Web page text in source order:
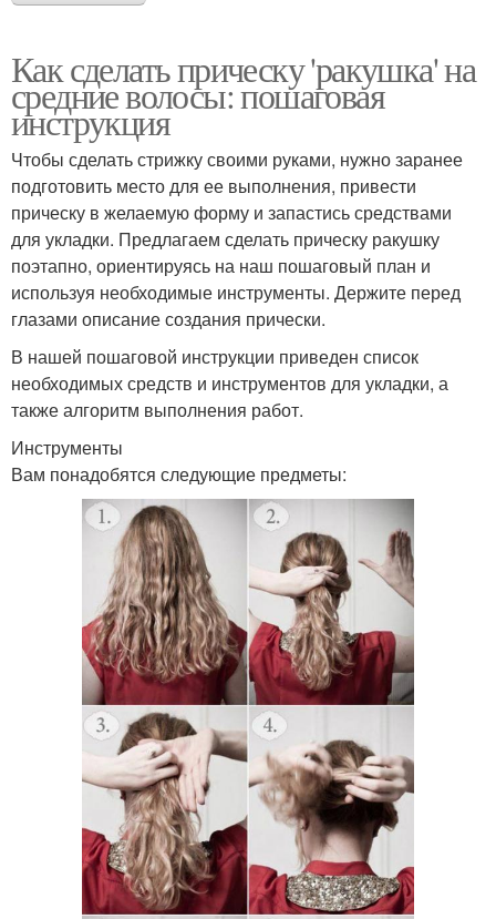
Как сделать прическу 'ракушка' на
средние волосы: пошаговая
инструкция
Чтобы сделать стрижку своими руками, нужно заранее
подготовить место для ее выполнения, привести
прическу в желаемую форму и запастись средствами
для укладки. Предлагаем сделать прическу ракушку
поэтапно, ориентируясь на наш пошаговый план и
используя необходимые инструменты. Держите перед
глазами описание создания прически.
В нашей пошаговой инструкции приведен список
необходимых средств и инструментов для укладки, а
также алгоритм выполнения работ.
Инструменты
Вам понадобятся следующие предметы: